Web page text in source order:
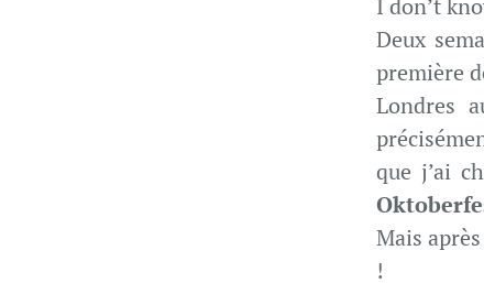
Deux
première
Londres
que j’ai
Mais
!